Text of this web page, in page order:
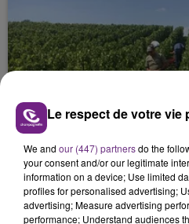
L'INSPECTION DU
L'ORDRE SUR LES
Alors que les dates de
s'est avéré être plus
l'inspection du Travail en
les conditions de...
TITRES DIFFUSÉS
Le respect de votre
We and our (447) partnersdo the
your consent and/or our legitimate
information on a device; Use limited
profiles for personalised advertising;
advertising; Measure advertising
performance; Understand audiences